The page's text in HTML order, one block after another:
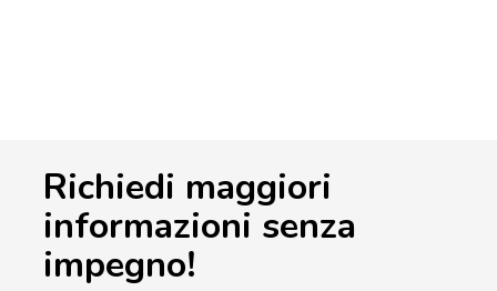
Richiedi maggiori
informazioni senza
impegno!